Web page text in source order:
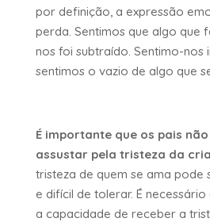
por definição, a expressão
perda. Sentimos que algo que
nos foi subtraído. Sentimo-nos
sentimos o vazio de algo que
É importante que os pais
assustar pela tristeza da
tristeza de quem se ama pode
e difícil de tolerar. É
a capacidade de receber a